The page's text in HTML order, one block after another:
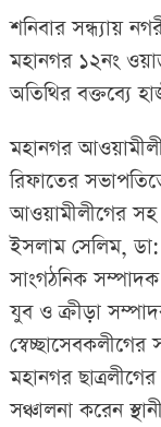
শনিবার সন্ধ্যায়
মহানগর ১২নং
অতিথির বক্তব্যে
মহানগর
রিফাতের
আওয়ামীলীগের
ইসলাম সেলিম,
সাংগঠনিক
যুব ও ক্রীড়া
মহানগর
সঞ্চালনা করেন